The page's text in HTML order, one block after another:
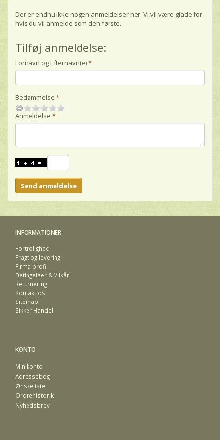
Der er endnu ikke nogen anmeldelser her. Vi vil være glade for
hvis du vil anmelde som den første.
Tilføj anmeldelse:
Fornavn og Efternavn(e)
Bedømmelse
Anmeldelse
Send anmeldelse
INFORMATIONER
Fortrolighed
Fragt og levering
Firma profil
Betingelser & Vilkår
Returnering
Kontakt os
Sitemap
Sikker Handel
KONTO
Min konto
Adressebog
Ønskeliste
Ordrehistorik
Nyhedsbrev